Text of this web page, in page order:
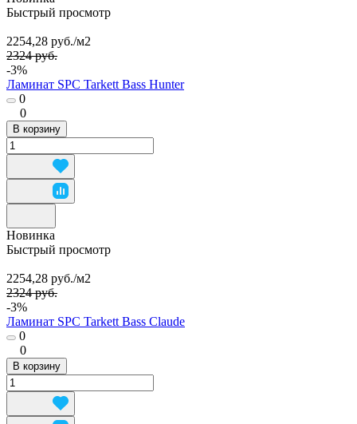
Быстрый просмотр
2254,28 руб./м2
2324 руб.
-3%
Ламинат SPC Tarkett Bass Hunter
0
0
В корзину
Новинка
Быстрый просмотр
2254,28 руб./м2
2324 руб.
-3%
Ламинат SPC Tarkett Bass Claude
0
0
В корзину